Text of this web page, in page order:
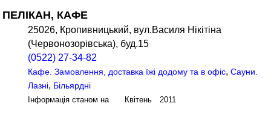
ПЕЛІКАН, КАФЕ
25026, Кропивницький, вул.Василя Нікітіна
(Червонозорівська), буд.15
(0522) 27-34-82
Кафе. Замовлення, доставка їжі додому та в офіс,Сауни.
Лазні, Більярдні
Інформація станом на Квітень 2011